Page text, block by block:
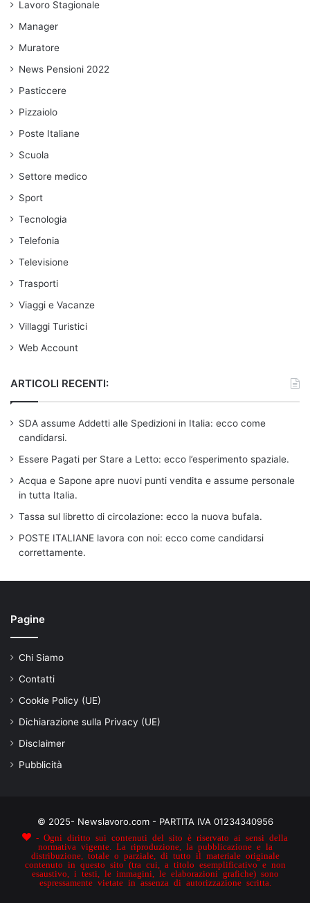
Lavoro Stagionale
Manager
Muratore
News Pensioni 2022
Pasticcere
Pizzaiolo
Poste Italiane
Scuola
Settore medico
Sport
Tecnologia
Telefonia
Televisione
Trasporti
Viaggi e Vacanze
Villaggi Turistici
Web Account
ARTICOLI RECENTI:
SDA assume Addetti alle Spedizioni in Italia: ecco come
candidarsi.
Essere Pagati per Stare a Letto: ecco l’esperimento spaziale.
Acqua e Sapone apre nuovi punti vendita e assume personale
in tutta Italia.
Tassa sul libretto di circolazione: ecco la nuova bufala.
POSTE ITALIANE lavora con noi: ecco come candidarsi
correttamente.
Pagine
Chi Siamo
Contatti
Cookie Policy (UE)
Dichiarazione sulla Privacy (UE)
Disclaimer
Pubblicità
© 2025- Newslavoro.com - PARTITA IVA 01234340956
- Ogni diritto sui contenuti del sito è riservato ai sensi della
normativa vigente. La riproduzione, la pubblicazione e la
distribuzione, totale o parziale, di tutto il materiale originale
contenuto in questo sito (tra cui, a titolo esemplificativo e non
esaustivo, i testi, le immagini, le elaborazioni grafiche) sono
espressamente vietate in assenza di autorizzazione scritta.